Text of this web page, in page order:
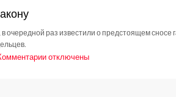
очередной раз известили о предстоящем сносе
котключены